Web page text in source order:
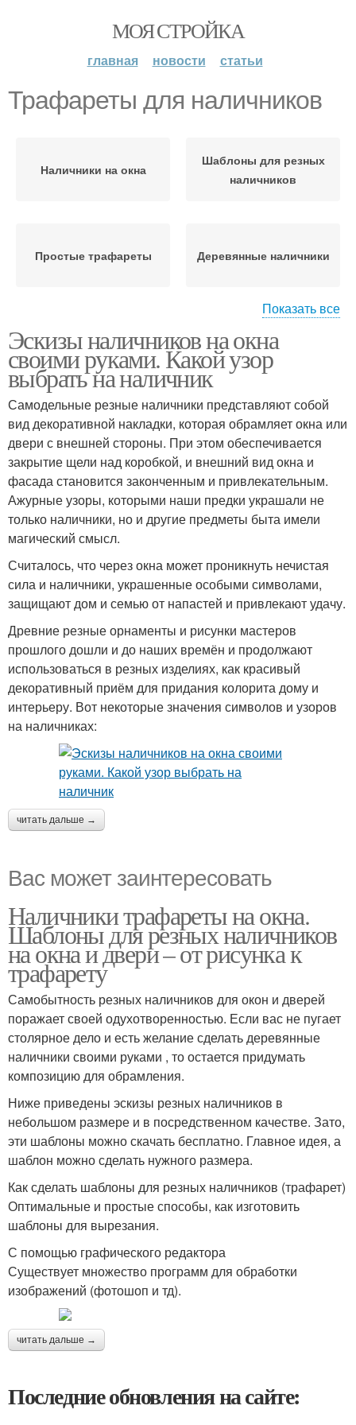
МОЯ СТРОЙКА
главная новости статьи
Трафареты для наличников
Наличники на окна
Шаблоны для резных
наличников
Простые трафареты Деревянные наличники
Резные наличники
Показать все
Эскизы наличников на окна
своими руками. Какой узор
выбрать на наличник
Самодельные резные наличники представляют собой
вид декоративной накладки, которая обрамляет окна или
двери с внешней стороны. При этом обеспечивается
закрытие щели над коробкой, и внешний вид окна и
фасада становится законченным и привлекательным.
Ажурные узоры, которыми наши предки украшали не
только наличники, но и другие предметы быта имели
магический смысл.
Считалось, что через окна может проникнуть нечистая
сила и наличники, украшенные особыми символами,
защищают дом и семью от напастей и привлекают удачу.
Древние резные орнаменты и рисунки мастеров
прошлого дошли и до наших времён и продолжают
использоваться в резных изделиях, как красивый
декоративный приём для придания колорита дому и
интерьеру. Вот некоторые значения символов и узоров
на наличниках:
читать дальше →
Вас может заинтересовать
Наличники трафареты на окна.
Шаблоны для резных наличников
на окна и двери – от рисунка к
трафарету
Самобытность резных наличников для окон и дверей
поражает своей одухотворенностью. Если вас не пугает
столярное дело и есть желание сделать деревянные
наличники своими руками , то остается придумать
композицию для обрамления.
Ниже приведены эскизы резных наличников в
небольшом размере и в посредственном качестве. Зато,
эти шаблоны можно скачать бесплатно. Главное идея, а
шаблон можно сделать нужного размера.
Как сделать шаблоны для резных наличников (трафарет)
Оптимальные и простые способы, как изготовить
шаблоны для вырезания.
С помощью графического редактора
Существует множество программ для обработки
изображений (фотошоп и тд).
читать дальше →
Последние обновления на сайте: